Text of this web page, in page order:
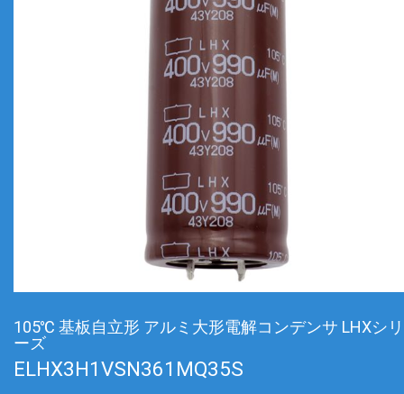
105℃ 基板自立形 アルミ大形電解コンデンサ LHXシリ
ーズ
ELHX3H1VSN361MQ35S